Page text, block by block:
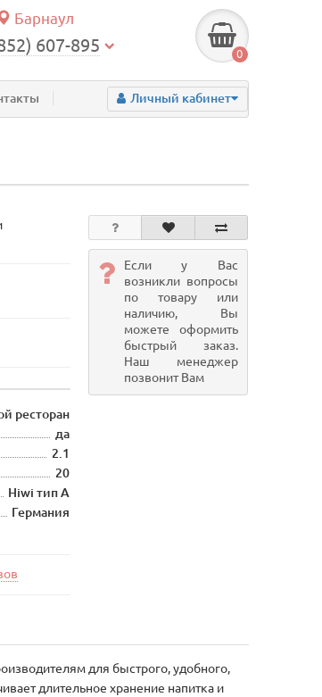
Барнаул
607-895 0
Личный кабинет
ресторан
да
2.1
20
Hiwi тип A
Германия
Если у Вас
возникли вопросы
по товару или
наличию, Вы
можете оформить
быстрый заказ.
Наш менеджер
позвонит Вам
для быстрого, удобного,
длительное хранение напитка и